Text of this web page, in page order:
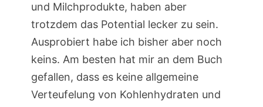
und Milchprodukte, haben aber
trotzdem das Potential lecker zu sein.
Ausprobiert habe ich bisher aber noch
keins. Am besten hat mir an dem Buch
gefallen, dass es keine allgemeine
Verteufelung von Kohlenhydraten und